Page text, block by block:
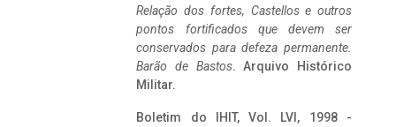
Relação dos fortes, Castellos e outros
pontos fortificados que devem ser
conservados para defeza permanente.
Barão de Bastos. Arquivo Histórico
Militar.
Boletim do IHIT, Vol. LVI, 1998 -